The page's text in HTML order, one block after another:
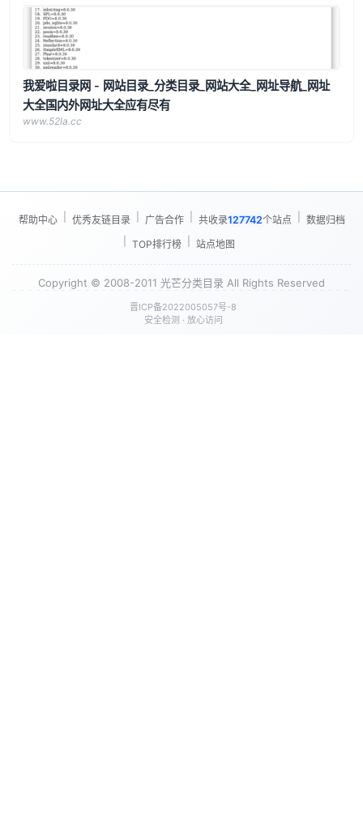
我爱啦目录网 - 网站目录_分类目录_网站大全_网址导航_网址
大全国内外网址大全应有尽有
www.52la.cc
帮助中心 优秀友链目录 广告合作 共收录127742个站点
数据归档
TOP排行榜 站点地图
Copyright © 2008-2011 光芒分类目录 All Rights Reserved
晋ICP备2022005057号-8
安全检测 · 放心访问